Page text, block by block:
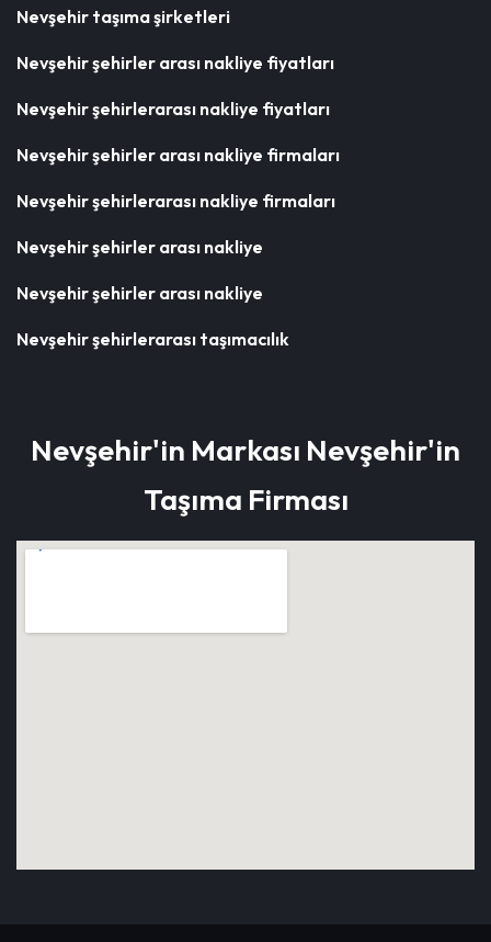
Nevşehir taşıma şirketleri
Nevşehir şehirler arası nakliye fiyatları
Nevşehir şehirlerarası nakliye fiyatları
Nevşehir şehirler arası nakliye firmaları
Nevşehir şehirlerarası nakliye firmaları
Nevşehir şehirler arası nakliye
Nevşehir şehirler arası nakliye
Nevşehir şehirlerarası taşımacılık
Nevşehir'in Markası Nevşehir'in
Taşıma Firması